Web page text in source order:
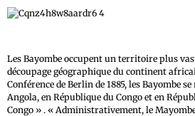
Les Bayombe occupent un territoire plus
découpage géographique du continent
Conférence de Berlin de 1885, les Bayombe
Angola, en République du Congo et en
Congo » . « Administrativement, le